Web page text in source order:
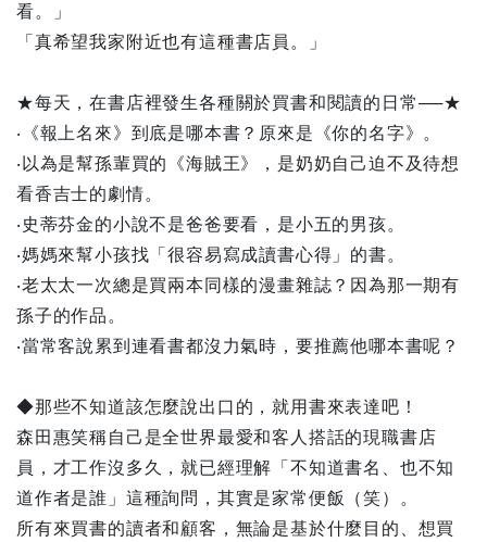
看。」
「真希望我家附近也有這種書店員。」
★每天，在書店裡發生各種關於買書和閱讀的日常──★
‧《報上名來》到底是哪本書？原來是《你的名字》。
‧以為是幫孫輩買的《海賊王》，是奶奶自己迫不及待想
看香吉士的劇情。
‧史蒂芬金的小說不是爸爸要看，是小五的男孩。
‧媽媽來幫小孩找「很容易寫成讀書心得」的書。
‧老太太一次總是買兩本同樣的漫畫雜誌？因為那一期有
孫子的作品。
‧當常客說累到連看書都沒力氣時，要推薦他哪本書呢？
◆那些不知道該怎麼說出口的，就用書來表達吧！
森田惠笑稱自己是全世界最愛和客人搭話的現職書店
員，才工作沒多久，就已經理解「不知道書名、也不知
道作者是誰」這種詢問，其實是家常便飯（笑）。
所有來買書的讀者和顧客，無論是基於什麼目的、想買